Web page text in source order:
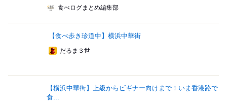
食べログまとめ編集部
【食べ歩き珍道中】横浜中華街
だるま３世
【横浜中華街】上級からビギナー向けまで！いま香港路で
食...